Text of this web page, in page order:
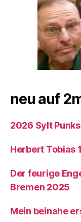
neu auf
2026 Sylt Punks
Herbert Tobias
Der feurige
Bremen 2025
Mein beinahe